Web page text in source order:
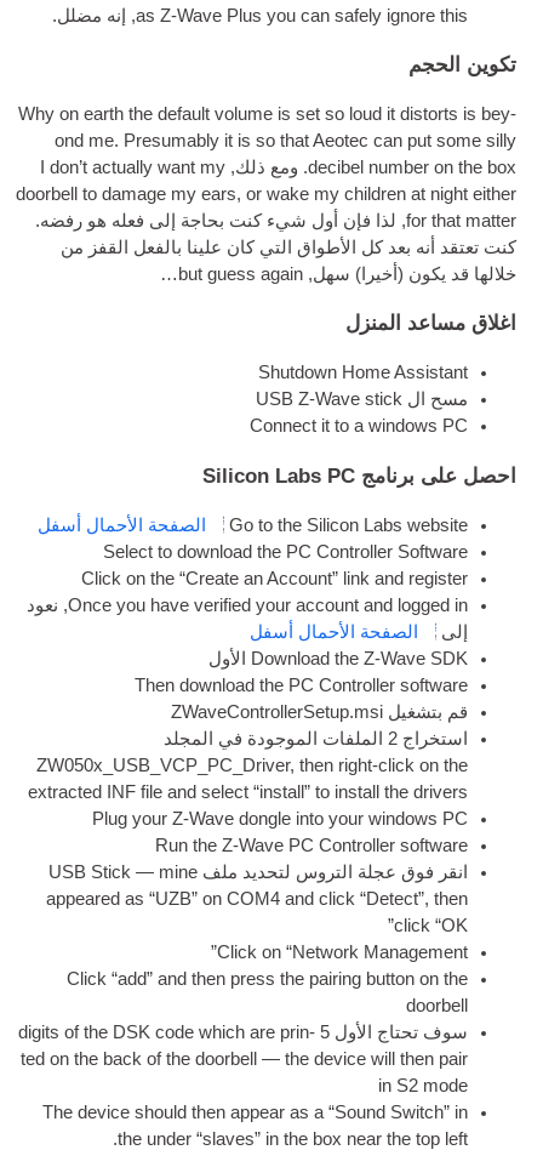
as Z‑Wave Plus you can safely ignore this, إنه مضلل.
تكوين الحجم
Why on earth the default volume is set so loud it dis­torts is bey­
ond me. Pre­sum­ably it is so that Aeotec can put some silly
decibel num­ber on the box. ومع ذلك,I don’t actu­ally want my
door­bell to dam­age my ears, or wake my chil­dren at night either
for that mat­ter, لذا فإن أول شيء كنت بحاجة إلى فعله هو رفضه.
كنت تعتقد أنه بعد كل الأطواق التي كان علينا بالفعل القفز من
خلالها قد يكون (أخيرا) سهل,but guess again…
اغلاق مساعد المنزل
Shut­down Home Assistant
مسح ال
USB Z‑Wave stick
Con­nect it to a win­dows PC
احصل على برنامج Silicon Labs PC
Go to the Sil­ic­on Labs web­site
الصفحة الأحمال أسفل
Select to down­load the PC Con­trol­ler Software
Click on the “Cre­ate an Account” link and register
Once you have veri­fied your account and logged in, نعود
إلى
الصفحة الأحمال أسفل
Down­load the Z‑Wave SDK
الأول
Then down­load the PC Con­trol­ler software
قم بتشغيل ZWaveControllerSetup.msi
استخراج 2 الملفات الموجودة في المجلد
ZW050x_USB_VCP_PC_Driver, then right-click on the
extrac­ted INF file and select “install” to install the drivers
Plug your Z‑Wave dongle into your win­dows PC
Run the Z‑Wave PC Con­trol­ler software
انقر فوق عجلة التروس لتحديد ملف
USB Stick — mine
appeared as “UZB” on COM4 and click “Detect”, then
click “OK”
Click on “Net­work Management”
Click “add” and then press the pair­ing but­ton on the
doorbell
سوف تحتاج الأول 5
digits of the DSK code which are prin­
ted on the back of the door­bell — the device will then pair
in S2 mode
The device should then appear as a “Sound Switch” in
the under “slaves” in the box near the top left
.